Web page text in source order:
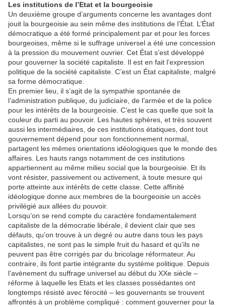
Les institutions de l’Etat et la bourgeoisie
Un deuxième groupe d’arguments concerne les avantages dont
jouit la bourgeoisie au sein même des institutions de l’État. L’État
démocratique a été formé principalement par et pour les forces
bourgeoises, même si le suffrage universel a été une concession
à la pression du mouvement ouvrier. Cet État s’est développé
pour gouverner la société capitaliste. Il est en fait l’expression
politique de la société capitaliste. C’est un État capitaliste, malgré
sa forme démocratique.
En premier lieu, il s’agit de la sympathie spontanée de
l’administration publique, du judiciaire, de l’armée et de la police
pour les intérêts de la bourgeoisie. C’est le cas quelle que soit la
couleur du parti au pouvoir. Les hautes sphères, et très souvent
aussi les intermédiaires, de ces institutions étatiques, dont tout
gouvernement dépend pour son fonctionnement normal,
partagent les mêmes orientations idéologiques que le monde des
affaires. Les hauts rangs notamment de ces institutions
appartiennent au même milieu social que la bourgeoisie. Et ils
vont résister, passivement ou activement, à toute mesure qui
porte atteinte aux intérêts de cette classe. Cette affinité
idéologique donne aux membres de la bourgeoisie un accès
privilégié aux allées du pouvoir.
Lorsqu’on se rend compte du caractère fondamentalement
capitaliste de la démocratie libérale, il devient clair que ses
défauts, qu’on trouve à un degré ou autre dans tous les pays
capitalistes, ne sont pas le simple fruit du hasard et qu’ils ne
peuvent pas être corrigés par du bricolage réformateur. Au
contraire, ils font partie intégrante du système politique. Depuis
l’avènement du suffrage universel au début du XXe siècle –
réforme à laquelle les Etats et les classes possédantes ont
longtemps résisté avec férocité – les gouvernants se trouvent
affrontés à un problème compliqué : comment gouverner pour la